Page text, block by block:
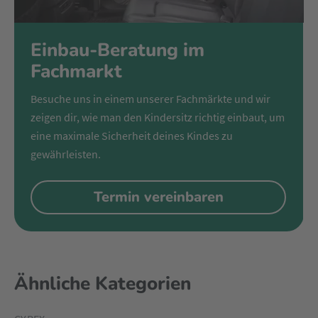
Einbau-Beratung im
Fachmarkt
Besuche uns in einem unserer Fachmärkte und wir
zeigen dir, wie man den Kindersitz richtig einbaut, um
eine maximale Sicherheit deines Kindes zu
gewährleisten.
Termin vereinbaren
Ähnliche Kategorien